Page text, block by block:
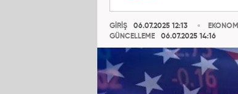
GİRİŞ
06.07.2025 12:13
GÜNCELLEME
06.07.2025 14:16
EKONOMİ